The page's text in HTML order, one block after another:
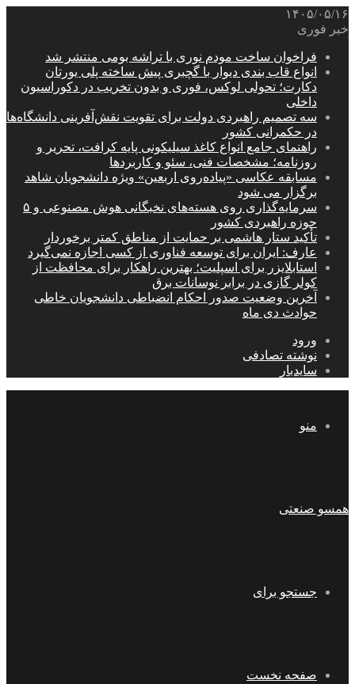
۱۴۰۵/۰۵/۱۶
خبر فوری
فراخوان ساخت مودم نوری با تراشه بومی منتشر شد
انواع قاب بندی دیوار با گچبری پیش ساخته پلی یورتان
دکارت؛ تحولی لوکس، فوری و بدون تخریب در دکوراسیون
داخلی
سه تصمیم راهبردی دولت برای تقویت نقش‌آفرینی دانشگاه‌ها
در حکمرانی کشور
راهنمای جامع انواع کاغذ سیلیکونی پایه کرافت، تحریر و
روزنامه؛ مشخصات فنی، سئو و کاربردها
مسابقه عکاسی «پیاده‌روی اربعین» ویژه دانشجویان شاهد
برگزار می شود
سرمایه‌گذاری روی هسته‌های نخبگانی هوش مصنوعی و ۵
حوزه راهبردی کشور
تأکید ستار هاشمی بر حمایت از مناطق کمتر برخوردار
عارف: ایران برای توسعه فناوری از کسی اجازه نمی‌گیرد
استابلایزر برای اسپلیت؛ بهترین راهکار برای محافظت از
کولر گازی در برابر نوسانات برق
آخرین وضعیت صدور احکام انضباطی دانشجویان خاطی
حوادث دی ماه
ورود
نوشته تصادفی
سایدبار
منو
همسو صنعتی
جستجو برای
صفحه نخست